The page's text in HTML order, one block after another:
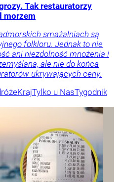
Tak restauratorzy
morzem
smażalniach są
folkloru. Jednak to nie
ani niezdolność mnożenia i
ale nie do końca
ukrywających ceny.
KrajTylko u NasTygodnik